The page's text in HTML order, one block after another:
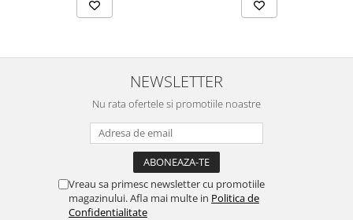
NEWSLETTER
Nu rata ofertele si promotiile noastre
Vreau sa primesc newsletter cu promotiile
magazinului. Afla mai multe in Politica de
Confidentialitate